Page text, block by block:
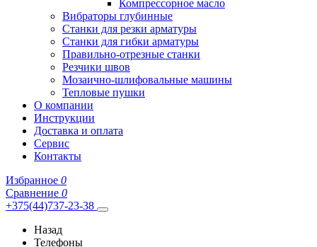
Компрессорное масло
Вибраторы глубинные
Станки для резки арматуры
Станки для гибки арматуры
Правильно-отрезные станки
Резчики швов
Мозаично-шлифовальные машины
Тепловые пушки
О компании
Инструкции
Доставка и оплата
Сервис
Контакты
Избранное 0
Сравнение 0
+375(44)737-23-38
Назад
Телефоны